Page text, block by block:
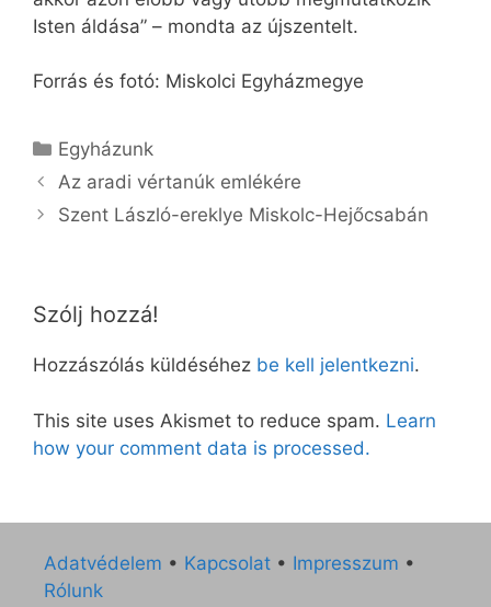
Isten áldása” – mondta az újszentelt.
Forrás és fotó: Miskolci Egyházmegye
Kategória
Egyházunk
Az aradi vértanúk emlékére
Szent László-ereklye Miskolc-Hejőcsabán
Szólj hozzá!
Hozzászólás küldéséhez be kell jelentkezni.
This site uses Akismet to reduce spam. Learn
how your comment data is processed.
Adatvédelem • Kapcsolat • Impresszum •
Rólunk